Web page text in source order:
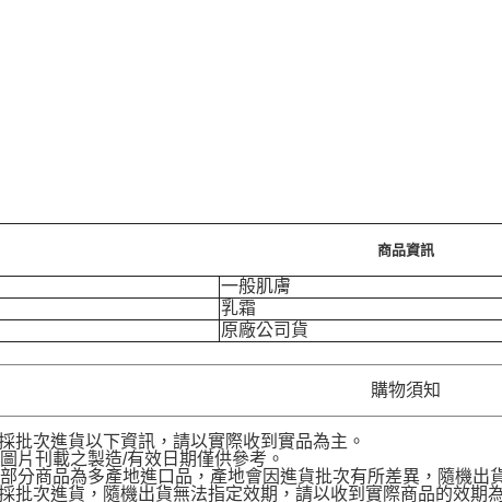
商品資訊
一般肌膚
乳霜
原廠公司貨
購物須知
批次進貨以下資訊，請以實際收到實品為主。
刊載之製造/有效日期僅供參考。
商品為多產地進口品，產地會因進貨批次有所差異，隨機出
批次進貨，隨機出貨無法指定效期，請以收到實際商品的效期